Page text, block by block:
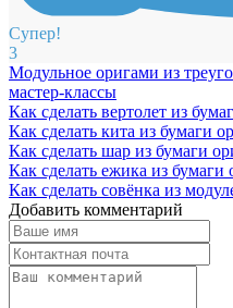
Супер!
3
Модульное оригами из
мастер-классы
Как сделать вертолет из
Как сделать кита из бумаги
Как сделать шар из бумаги
Как сделать ежика из бумаги
Как сделать совёнка из
Добавить комментарий